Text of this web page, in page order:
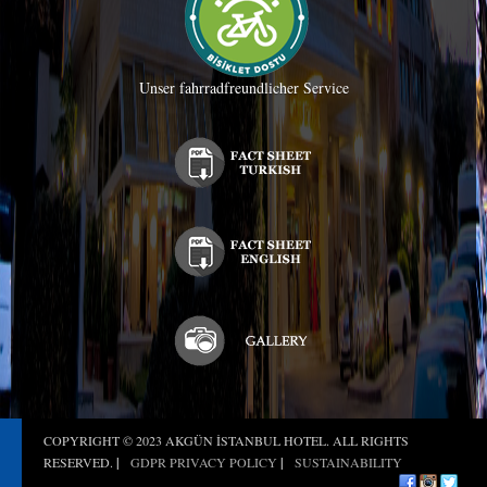
Unser fahrradfreundlicher Service
COPYRIGHT © 2023 AKGÜN İSTANBUL HOTEL. ALL RIGHTS
RESERVED. | GDPR PRIVACY POLICY | SUSTAINABILITY